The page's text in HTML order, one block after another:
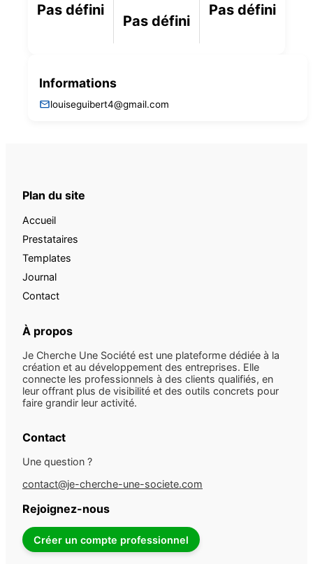
Pas défini
Pas défini
Pas défini
Informations
louiseguibert4@gmail.com
Plan du site
Accueil
Prestataires
Templates
Journal
Contact
À propos
Je Cherche Une Société est une plateforme dédiée à la
création et au développement des entreprises. Elle
connecte les professionnels à des clients qualifiés, en
leur offrant plus de visibilité et des outils concrets pour
faire grandir leur activité.
Contact
Une question ?
contact@je-cherche-une-societe.com
Rejoignez-nous
Créer un compte professionnel